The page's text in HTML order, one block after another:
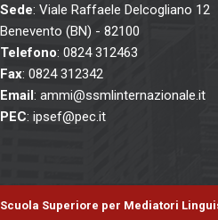
Sede: Viale Raffaele Delcogliano 12
Benevento (BN) - 82100
Telefono: 0824 312463
Fax: 0824 312342
Email: ammi@ssmlinternazionale.it
PEC: ipsef@pec.it
Scuola Superiore per Mediatori